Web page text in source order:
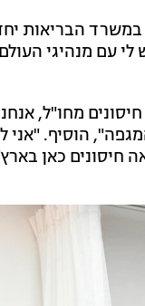
הבריאות
עם מנהיגי
מחו"ל,
הוסיף. "אני
חיסונים כאן